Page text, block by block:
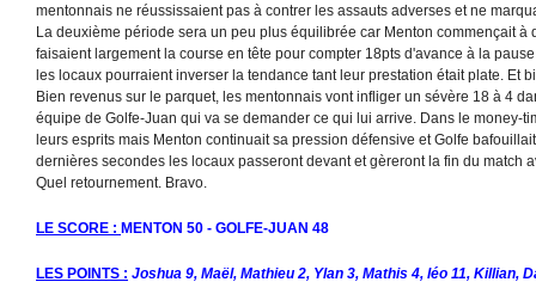
mentonnais ne réussissaient pas à contrer les assauts adverses et ne
La deuxième période sera un peu plus équilibrée car Menton commençait à
faisaient largement la course en tête pour compter 18pts d'avance à la
les locaux pourraient inverser la tendance tant leur prestation était plate. Et
Bien revenus sur le parquet, les mentonnais vont infliger un sévère 18 à 4
équipe de Golfe-Juan qui va se demander ce qui lui arrive. Dans le money-
leurs esprits mais Menton continuait sa pression défensive et Golfe
dernières secondes les locaux passeront devant et gèreront la fin du match
Quel retournement. Bravo.
LE SCORE : MENTON 50 - GOLFE-JUAN 48
LES POINTS : Joshua 9, Maël, Mathieu 2, Ylan 3, Mathis 4, léo 11, Killian,